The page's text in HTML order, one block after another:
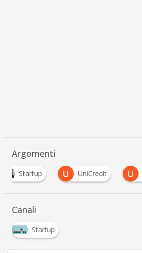
Argomenti
Startup U UniCredit U
Canali
Startup